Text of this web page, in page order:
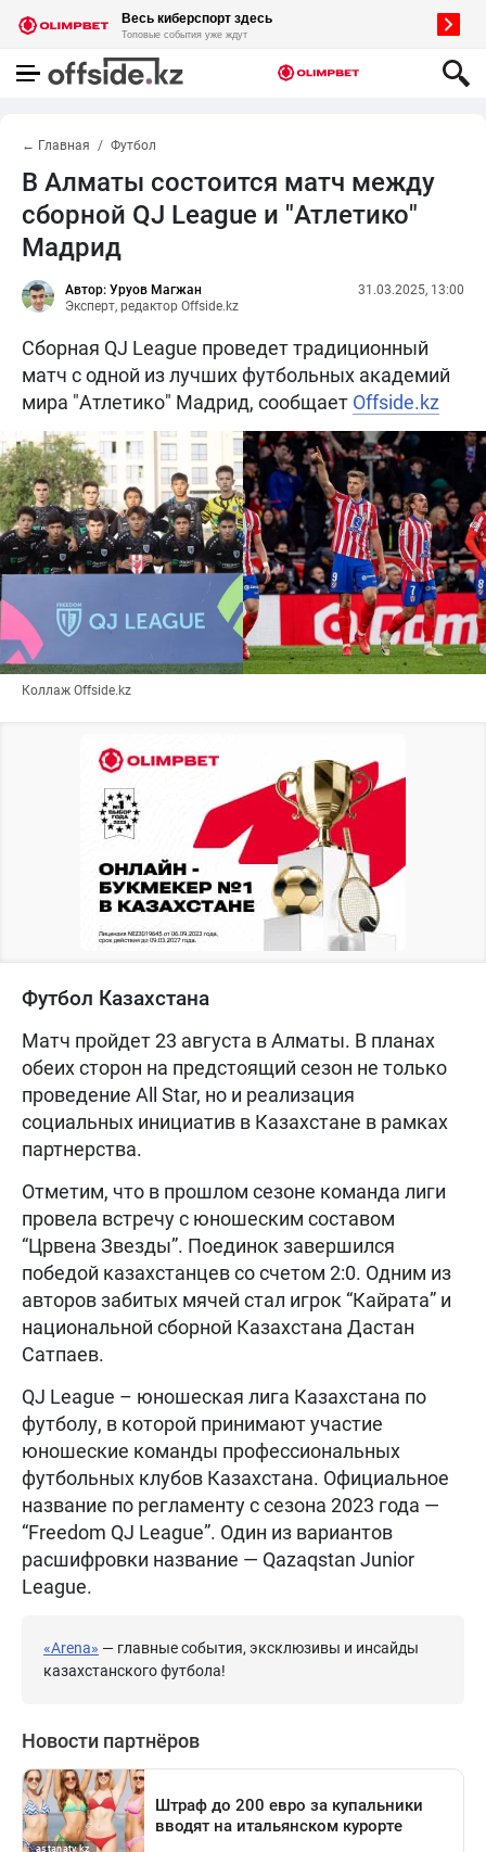
← Главная Футбол
В Алматы состоится матч между
сборной QJ League и "Атлетико"
Мадрид
Автор: Уруов Магжан
Эксперт, редактор Offside.kz
31.03.2025, 13:00
Сборная QJ League проведет традиционный
матч с одной из лучших футбольных академий
мира "Атлетико" Мадрид, сообщает Offside.kz
Коллаж Offside.kz
Футбол Казахстана
Матч пройдет 23 августа в Алматы. В планах
обеих сторон на предстоящий сезон не только
проведение All Star, но и реализация
социальных инициатив в Казахстане в рамках
партнерства.
Отметим, что в прошлом сезоне команда лиги
провела встречу с юношеским составом
“Црвена Звезды”. Поединок завершился
победой казахстанцев со счетом 2:0. Одним из
авторов забитых мячей стал игрок “Кайрата” и
национальной сборной Казахстана Дастан
Сатпаев.
QJ League – юношеская лига Казахстана по
футболу, в которой принимают участие
юношеские команды профессиональных
футбольных клубов Казахстана. Официальное
название по регламенту с сезона 2023 года —
“Freedom QJ League”. Один из вариантов
расшифровки название — Qazaqstan Junior
League.
«Arena» — главные события, эксклюзивы и инсайды
казахстанского футбола!